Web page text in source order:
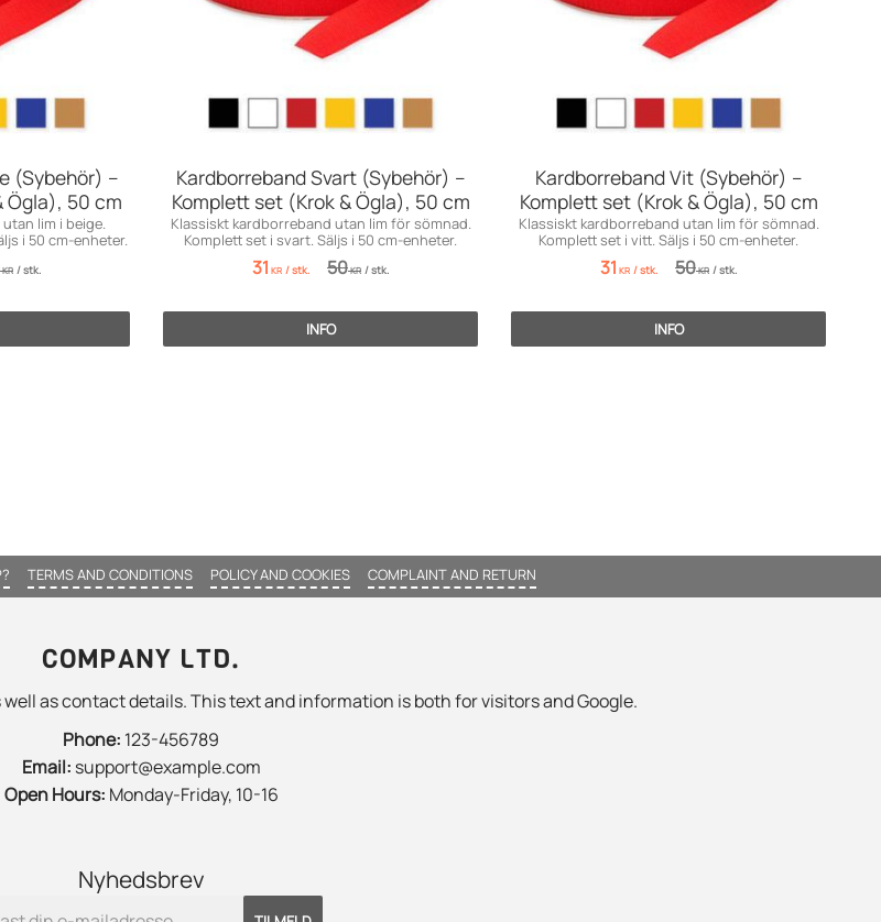
(Sybehör) –
Ögla), 50 cm
lim i beige.
i 50 cm-enheter.
KR /stk.
Kardborreband Svart (Sybehör) –
Komplett set (Krok & Ögla), 50 cm
Klassiskt kardborreband utan lim för sömnad.
Komplett set i svart. Säljs i 50 cm-enheter.
31 KR /stk. 50KR /stk.
INFO
Kardborreband Vit (Sybehör) –
Komplett set (Krok & Ögla), 50 cm
Klassiskt kardborreband utan lim för sömnad.
Komplett set i vitt. Säljs i 50 cm-enheter.
31 KR /stk. 50KR /stk.
INFO
TERMS AND CONDITIONS POLICY AND COOKIES COMPLAINT AND RETURN
COMPANY LTD.
as contact details. This text and information is both for visitors and Google.
Phone: 123-456789
Email: support@example.com
Open Hours: Monday-Friday, 10-16
Nyhedsbrev